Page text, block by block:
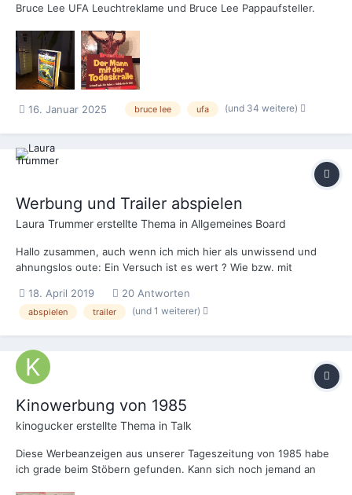
Bruce Lee UFA Leuchtreklame und Bruce Lee Pappaufsteller.
auch vermitteln kann. Vielen Dank! Beste Grüße
16. Januar 2025 bruce lee ufa (und 34 weitere)
Werbung und Trailer abspielen
Laura Trummer erstellte Thema in Allgemeines Board
Hallo zusammen, auch wenn ich mich hier als unwissend und
ahnungslos oute: Ein Versuch ist es wert ? Wie bzw. mit
Trailer vor jedem Film ab? Es handelt sich um ein kleines Ein-
Saal-Kino mit 5 Vorstellungen pro Woc...
18. April 2019 20 Antworten
abspielen trailer (und 1 weiterer)
Kinowerbung von 1985
kinogucker erstellte Thema in Talk
Diese Werbeanzeigen aus unserer Tageszeitung von 1985 habe
ich grade beim Stöbern gefunden. Kann sich noch jemand an